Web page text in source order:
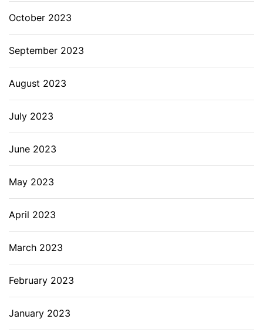
October 2023
September 2023
August 2023
July 2023
June 2023
May 2023
April 2023
March 2023
February 2023
January 2023